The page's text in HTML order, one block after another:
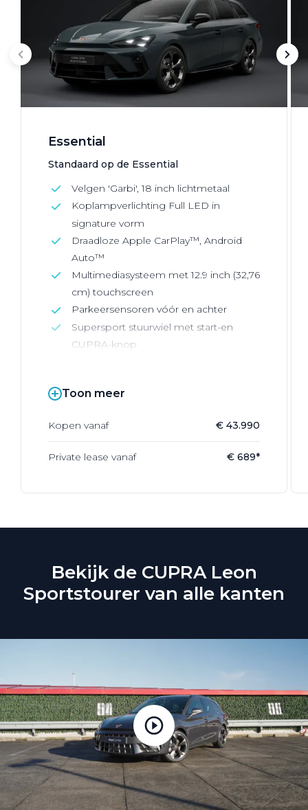
Essential
Standaard op de Essential
Velgen 'Garbi', 18 inch lichtmetaal
Koplampverlichting Full LED in
signature vorm
Draadloze Apple CarPlay™, Android
Auto™
Multimediasysteem met 12.9 inch (32,76
cm) touchscreen
Parkeersensoren vóór en achter
Supersport stuurwiel met start-en
CUPRA-knop
Toon meer
Kopen vanaf € 43.990
Private lease vanaf € 689*
Bekijk de CUPRA Leon
Sportstourer van alle kanten